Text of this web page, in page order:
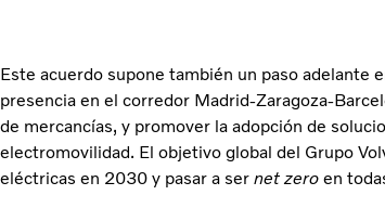
Este acuerdo supone también un paso adelante
presencia en el corredor Madrid-Zaragoza-
de mercancías, y promover la adopción de
electromovilidad. El objetivo global del Grupo
eléctricas en 2030 y pasar a ser net zero en